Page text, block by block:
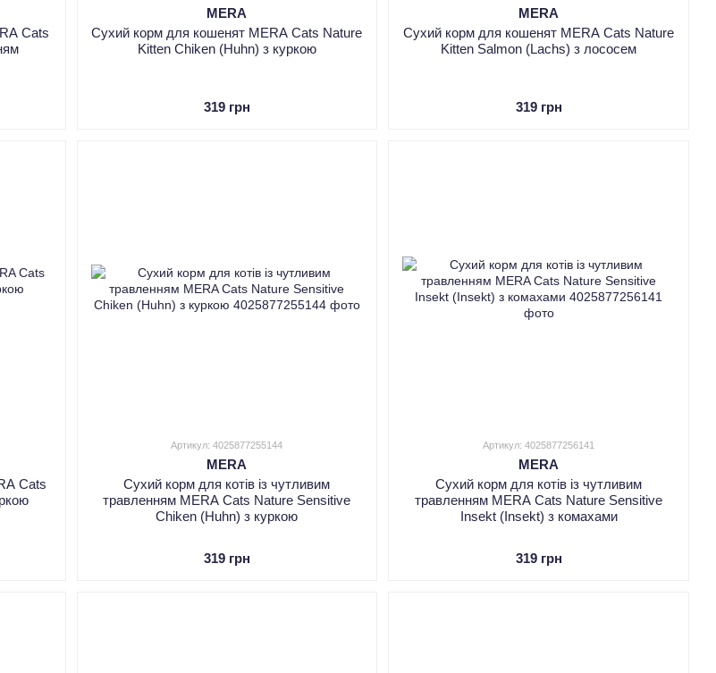
Cats
MERA
Сухий корм для кошенят MERA Cats Nature
Kitten Chiken (Huhn) з куркою
319 грн
MERA
Сухий корм для кошенят MERA Cats Nature
Kitten Salmon (Lachs) з лососем
319 грн
Cats
Артикул: 4025877255144
MERA
Сухий корм для котів із чутливим
травленням MERA Cats Nature Sensitive
Chiken (Huhn) з куркою
319 грн
Артикул: 4025877256141
MERA
Сухий корм для котів із чутливим
травленням MERA Cats Nature Sensitive
Insekt (Insekt) з комахами
319 грн